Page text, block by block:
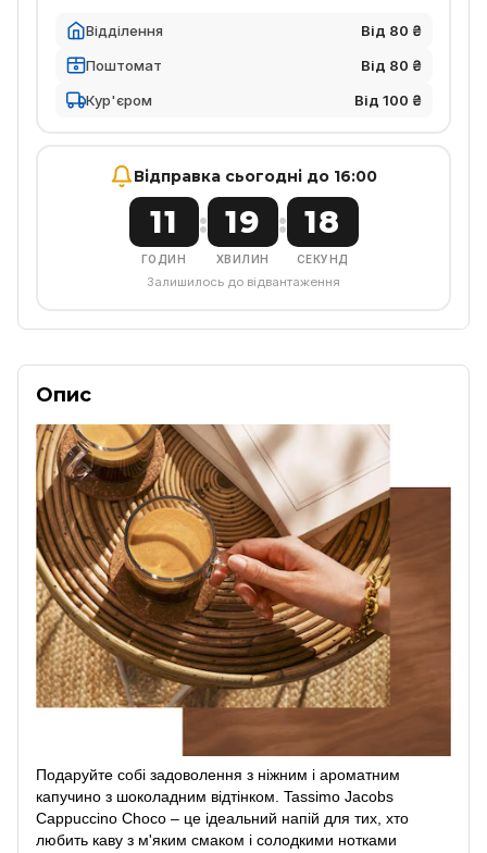
Відділення
Від 80 ₴
Поштомат
Від 80 ₴
Кур'єром
Від 100 ₴
Відправка сьогодні до 16:00
11
ГОДИН
: 19
ХВИЛИН
: 18
СЕКУНД
Залишилось до відвантаження
Опис
Подаруйте собі задоволення з ніжним і ароматним
капучино з шоколадним відтінком. Tassimo Jacobs
Cappuccino Choco – це ідеальний напій для тих, хто
любить каву з м'яким смаком і солодкими нотками